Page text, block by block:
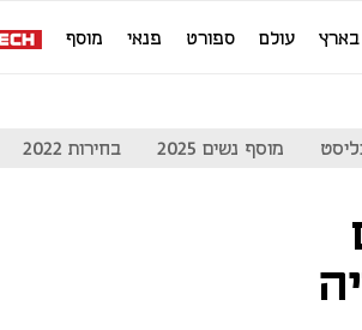
בארץ עולם ספורט פנאי מוסף
מוסף נשים 2025 בחירות 2022